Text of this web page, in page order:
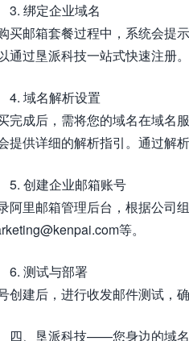
3. 绑定企业域名
买邮箱套餐过程中，系统会提
通过垦派科技一站式快速注册。
4. 域名解析设置
完成后，需将您的域名在域名
提供详细的解析指引。通过解
5. 创建企业邮箱账号
阿里邮箱管理后台，根据公司
等。
6. 测试与部署
创建后，进行收发邮件测试，
四、垦派科技——您身边的域